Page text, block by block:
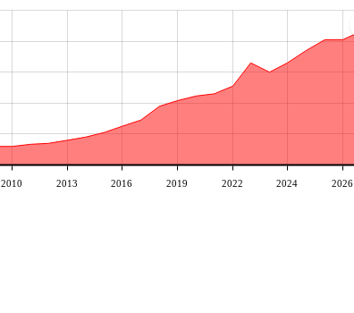
2010 2013 2016 2019 2022 2024 2026